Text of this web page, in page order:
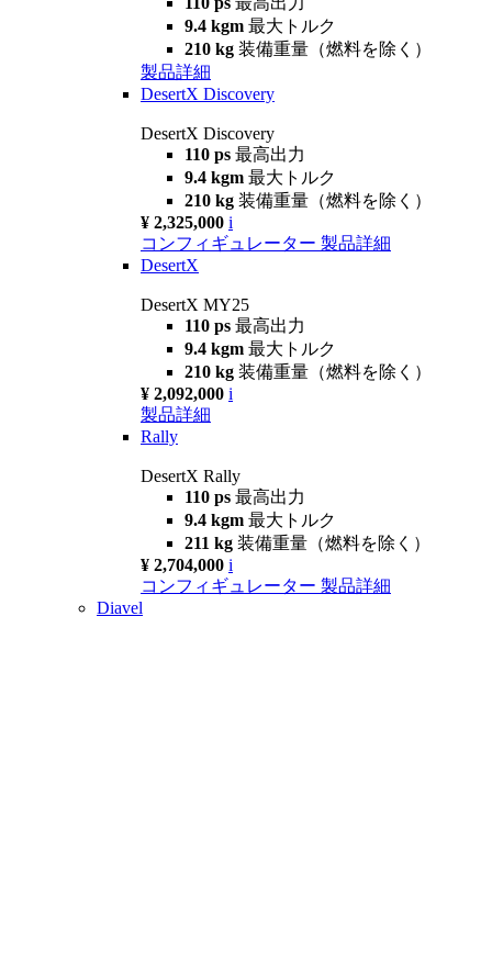
9.4 kgm 最大トルク
210 kg 装備重量（燃料を除く）
製品詳細
DesertX Discovery
DesertX Discovery
110 ps 最高出力
9.4 kgm 最大トルク
210 kg 装備重量（燃料を除く）
¥ 2,325,000 i
コンフィギュレーター 製品詳細
DesertX
DesertX MY25
110 ps 最高出力
9.4 kgm 最大トルク
210 kg 装備重量（燃料を除く）
¥ 2,092,000 i
製品詳細
Rally
DesertX Rally
110 ps 最高出力
9.4 kgm 最大トルク
211 kg 装備重量（燃料を除く）
¥ 2,704,000 i
コンフィギュレーター 製品詳細
Diavel